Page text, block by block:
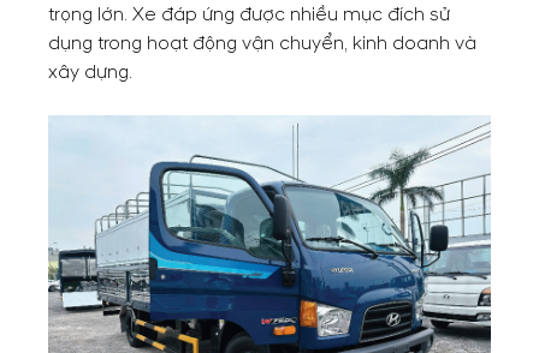
trọng lớn. Xe đáp ứng được nhiều mục đích sử
dụng trong hoạt động vận chuyển, kinh doanh và
xây dựng.